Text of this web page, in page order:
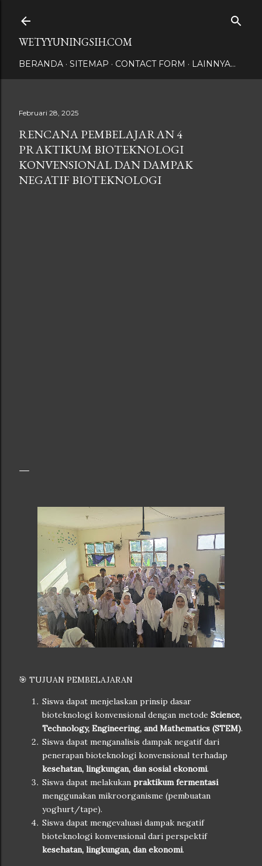
WETYYUNINGSIH.COM
BERANDA SITEMAP CONTACT FORM LAINNYA…
Februari 28, 2025
RENCANA PEMBELAJARAN 4
PRAKTIKUM BIOTEKNOLOGI
KONVENSIONAL DAN DAMPAK
NEGATIF BIOTEKNOLOGI
🎯 TUJUAN PEMBELAJARAN
Siswa dapat menjelaskan prinsip dasar
bioteknologi konvensional dengan metode Science,
Technology, Engineering, and Mathematics (STEM).
Siswa dapat menganalisis dampak negatif dari
penerapan bioteknologi konvensional terhadap
kesehatan, lingkungan, dan sosial ekonomi.
Siswa dapat melakukan praktikum fermentasi
menggunakan mikroorganisme (pembuatan
yoghurt/tape).
Siswa dapat mengevaluasi dampak negatif
bioteknologi konvensional dari perspektif
kesehatan, lingkungan, dan ekonomi.